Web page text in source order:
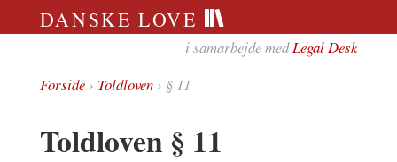
DANSKE LOVE
– i samarbejde medLegal Desk
Forside› Toldloven› § 11
Toldloven § 11